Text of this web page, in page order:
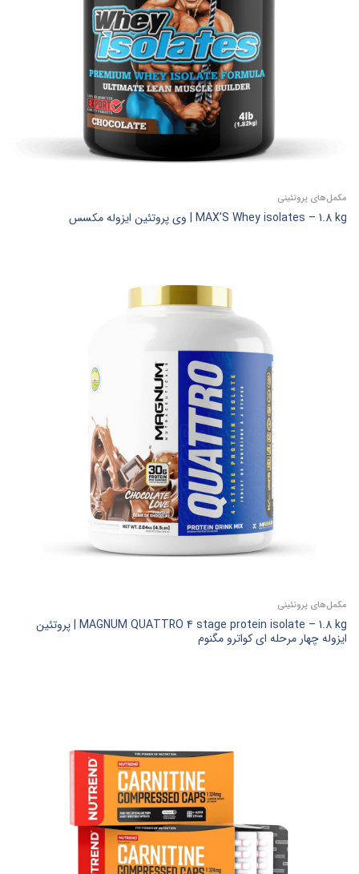
مکمل‌های پروتئینی
MAX’S Whey isolates – 1.8 kg | وی پروتئین ایزوله مکسس
مکمل‌های پروتئینی
MAGNUM QUATTRO 4 stage protein isolate – 1.8 kg | پروتئین
ایزوله چهار مرحله ای کواترو مگنوم